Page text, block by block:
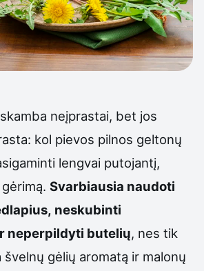
neįprastai, bet jos
kol pievos pilnos geltonų
lengvai putojantį,
Svarbiausia naudoti
neskubinti
neperpildyti butelių, nes tik
švelnų gėlių aromatą ir malonų